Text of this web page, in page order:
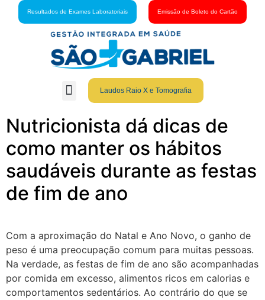
Resultados de Exames Laboratoriais Emissão de Boleto do Cartão
Laudos Raio X e Tomografia
Nutricionista dá dicas de
como manter os hábitos
saudáveis durante as festas
de fim de ano
Com a aproximação do Natal e Ano Novo, o ganho de
peso é uma preocupação comum para muitas pessoas.
Na verdade, as festas de fim de ano são acompanhadas
por comida em excesso, alimentos ricos em calorias e
comportamentos sedentários. Ao contrário do que se